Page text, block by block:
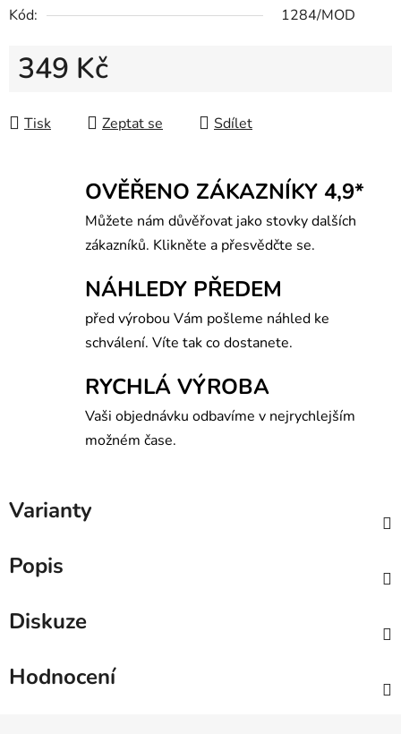
Kód:
1284/MOD
349 Kč
Tisk
Zeptat se Sdílet
OVĚŘENO ZÁKAZNÍKY 4,9*
Můžete nám důvěřovat jako stovky dalších
zákazníků. Klikněte a přesvědčte se.
NÁHLEDY PŘEDEM
před výrobou Vám pošleme náhled ke
schválení. Víte tak co dostanete.
RYCHLÁ VÝROBA
Vaši objednávku odbavíme v nejrychlejším
možném čase.
Varianty
Popis
Diskuze
Hodnocení